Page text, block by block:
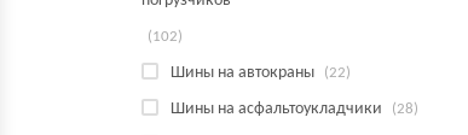
(102)
Шины на автокраны (22)
Шины на асфальтоукладчики (28)